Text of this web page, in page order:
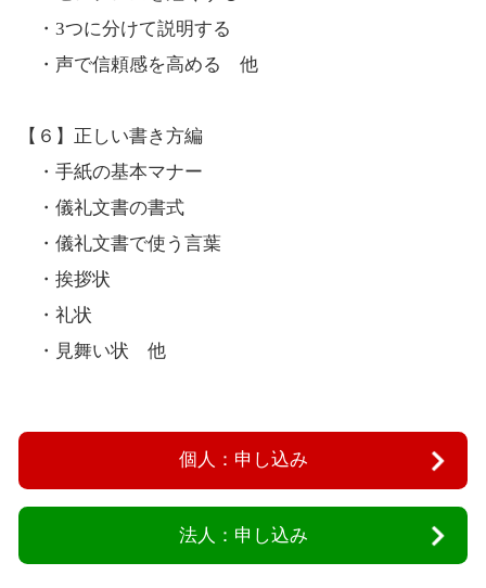
・3つに分けて説明する
・声で信頼感を高める 他
【６】正しい書き方編
・手紙の基本マナー
・儀礼文書の書式
・儀礼文書で使う言葉
・挨拶状
・礼状
・見舞い状 他
個人：申し込み
法人：申し込み